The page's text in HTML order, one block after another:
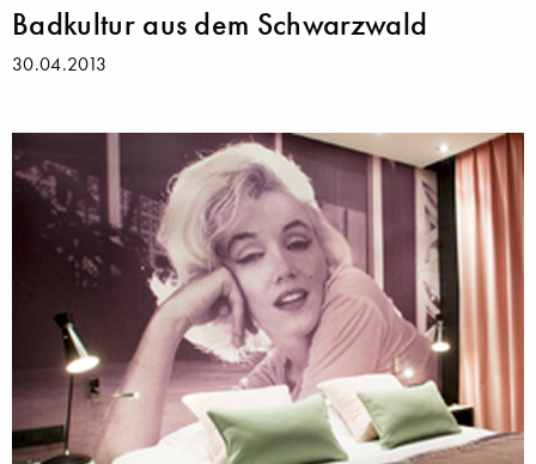
Badkultur aus dem Schwarzwald
30.04.2013